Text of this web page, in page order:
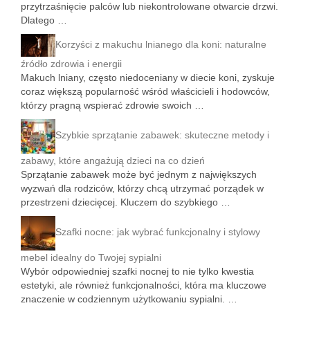
przytrzaśnięcie palców lub niekontrolowane otwarcie drzwi.
Dlatego …
Korzyści z makuchu lnianego dla koni: naturalne
źródło zdrowia i energii
Makuch lniany, często niedoceniany w diecie koni, zyskuje
coraz większą popularność wśród właścicieli i hodowców,
którzy pragną wspierać zdrowie swoich …
Szybkie sprzątanie zabawek: skuteczne metody i
zabawy, które angażują dzieci na co dzień
Sprzątanie zabawek może być jednym z największych
wyzwań dla rodziców, którzy chcą utrzymać porządek w
przestrzeni dziecięcej. Kluczem do szybkiego …
Szafki nocne: jak wybrać funkcjonalny i stylowy
mebel idealny do Twojej sypialni
Wybór odpowiedniej szafki nocnej to nie tylko kwestia
estetyki, ale również funkcjonalności, która ma kluczowe
znaczenie w codziennym użytkowaniu sypialni. …